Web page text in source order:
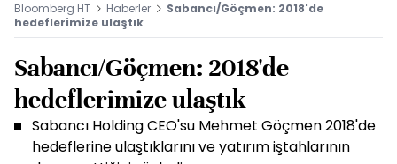
Bloomberg HT Haberler
Sabancı/Göçmen: 2018'de
hedeflerimize ulaştık
Sabancı/Göçmen: 2018'de
hedeflerimize ulaştık
Sabancı Holding CEO'su Mehmet Göçmen 2018'de
hedeflerine ulaştıklarını ve yatırım iştahlarının